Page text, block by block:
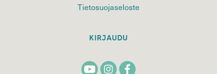
Tietosuojaseloste
KIRJAUDU